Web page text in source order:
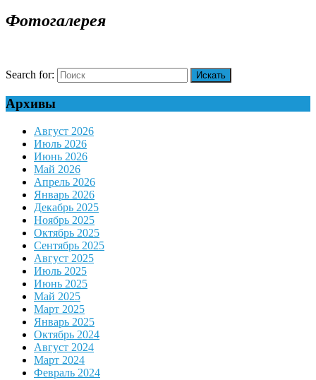
Фотогалерея
Search for:
Архивы
Август 2026
Июль 2026
Июнь 2026
Май 2026
Апрель 2026
Январь 2026
Декабрь 2025
Ноябрь 2025
Октябрь 2025
Сентябрь 2025
Август 2025
Июль 2025
Июнь 2025
Май 2025
Март 2025
Январь 2025
Октябрь 2024
Август 2024
Март 2024
Февраль 2024